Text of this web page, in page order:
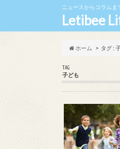
ニュースからコラム
Letibee
ホーム タグ :
TAG
子ども